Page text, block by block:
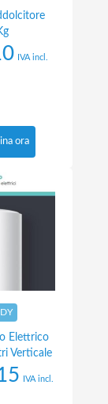
IVA incl.
ora
Elettrico
Verticale
IVA incl.